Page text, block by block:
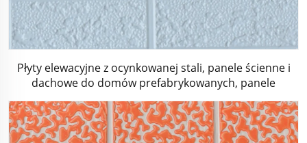
Płyty elewacyjne z ocynkowanej stali, panele ścienne i
dachowe do domów prefabrykowanych, panele
zewnętrzne z poliuretanem